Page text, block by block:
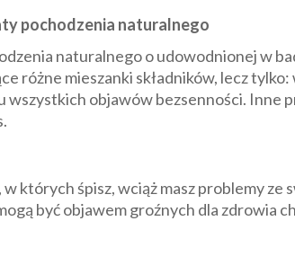
pochodzenia naturalnego
naturalnego o udowodnionej w
różne mieszanki składników, lecz
objawów bezsenności. Inne
których śpisz, wciąż masz problemy ze
być objawem groźnych dla zdrowia